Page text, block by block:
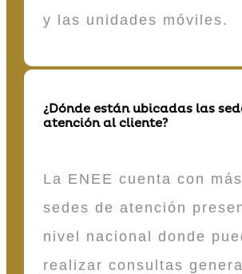
y las unidades móviles.
¿Dónde están ubicadas las
atención al cliente?
La ENEE cuenta con
sedes de atención
nivel nacional donde
realizar consultas